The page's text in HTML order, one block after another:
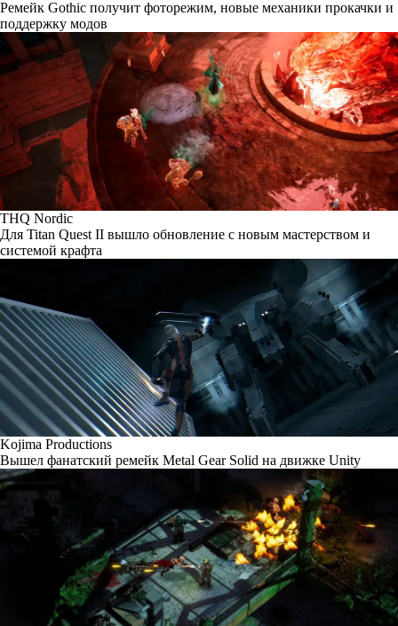
Ремейк Gothic получит фоторежим, новые механики прокачки и
поддержку модов
THQ Nordic
Для Titan Quest II вышло обновление с новым мастерством и
системой крафта
Kojima Productions
Вышел фанатский ремейк Metal Gear Solid на движке Unity